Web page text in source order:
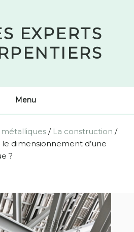
EXPERTS
Menu
/ La construction /
dimensionnement d’une
?